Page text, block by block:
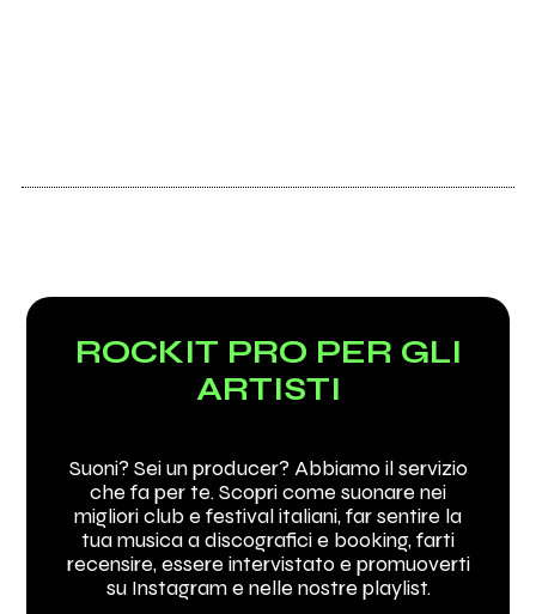
ROCKIT PRO PER GLI
ARTISTI
Suoni? Sei un producer? Abbiamo il servizio
che fa per te. Scopri come suonare nei
migliori club e festival italiani, far sentire la
tua musica a discografici e booking, farti
recensire, essere intervistato e promuoverti
su Instagram e nelle nostre playlist.